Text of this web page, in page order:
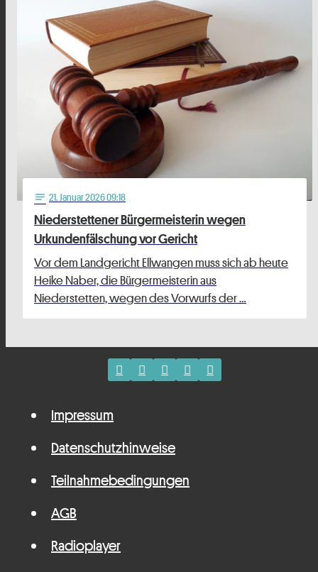
notes 21. Januar 2026 09:18
Niederstettener Bürgermeisterin wegen
Urkundenfälschung vor Gericht
Vor dem Landgericht Ellwangen muss sich ab heute
Heike Naber, die Bürgermeisterin aus
Niederstetten, wegen des Vorwurfs der …
Impressum
Datenschutzhinweise
Teilnahmebedingungen
AGB
Radioplayer